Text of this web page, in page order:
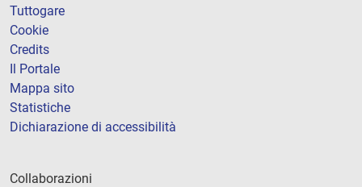
Tuttogare
Cookie
Credits
Il Portale
Mappa sito
Statistiche
Dichiarazione di accessibilità
Collaborazioni